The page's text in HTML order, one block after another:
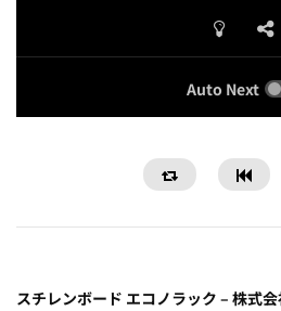
Auto Next
スチレンボード エコノラック – 株式